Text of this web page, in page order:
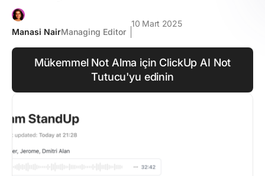
Manasi NairManaging Editor
10 Mart 2025
Mükemmel Not Alma için ClickUp AI Not
Tutucu'yu edinin